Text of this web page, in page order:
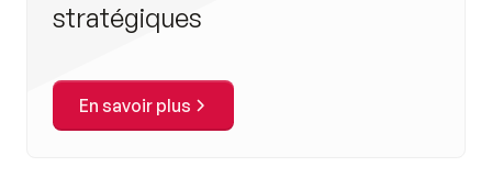
stratégiques
En savoir plus